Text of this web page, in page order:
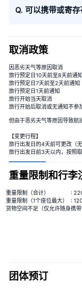
Q. 可以携带或寄存
取消政策
因恶劣天气等原因取消
旅行预定日10天前至8天前通知
旅行预定日7天前至2天前通知
旅行预定日1天前通知
旅行开始当天取消
旅行开始后取消或无通知不参
但由于恶劣天气等原因导致航
【变更行程】
旅行出发日的4天前可更改（
旅行出发日前3天以内，按照
重量限制和行李
重量限制（合计）
:
重量限制（1个座位最大）
:
货物空间不足（仅允许随身携带
团体预订